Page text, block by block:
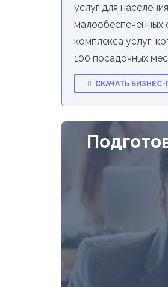
услуг для
малообеспеченных
комплекса услуг,
100 посадочных
СКАЧАТЬ